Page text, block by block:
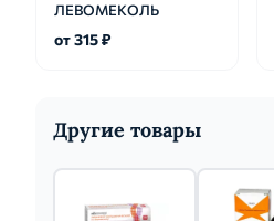
ЛЕВОМЕКОЛЬ
от 315 ₽
Другие товары